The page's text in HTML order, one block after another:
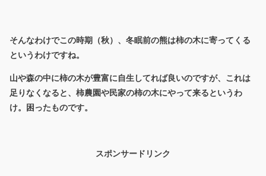
そんなわけでこの時期（秋）、冬眠前の熊は柿の木に寄ってくる
というわけですね。
山や森の中に柿の木が豊富に自生してれば良いのですが、これは
足りなくなると、柿農園や民家の柿の木にやって来るというわ
け。困ったものです。
スポンサードリンク